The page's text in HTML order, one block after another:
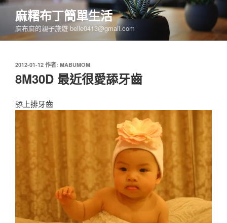
跳
要
麻糬布丁簡單生活
麻布麻的親子旅遊 belle0413@gmail.com
發
於
2012-01-12 作者: MABUMOM
8M30D 最近很愛舔牙齒
舔上排牙齒